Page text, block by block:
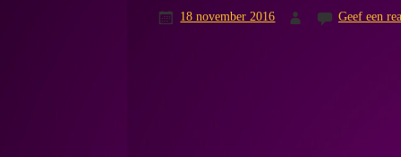
18 november 2016 Geef een